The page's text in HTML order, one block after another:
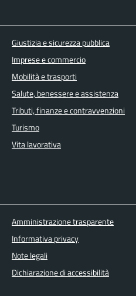
Giustizia e sicurezza pubblica
Imprese e commercio
Mobilità e trasporti
Salute, benessere e assistenza
Tributi, finanze e contravvenzioni
Turismo
Vita lavorativa
Amministrazione trasparente
Informativa privacy
Note legali
Dichiarazione di accessibilità